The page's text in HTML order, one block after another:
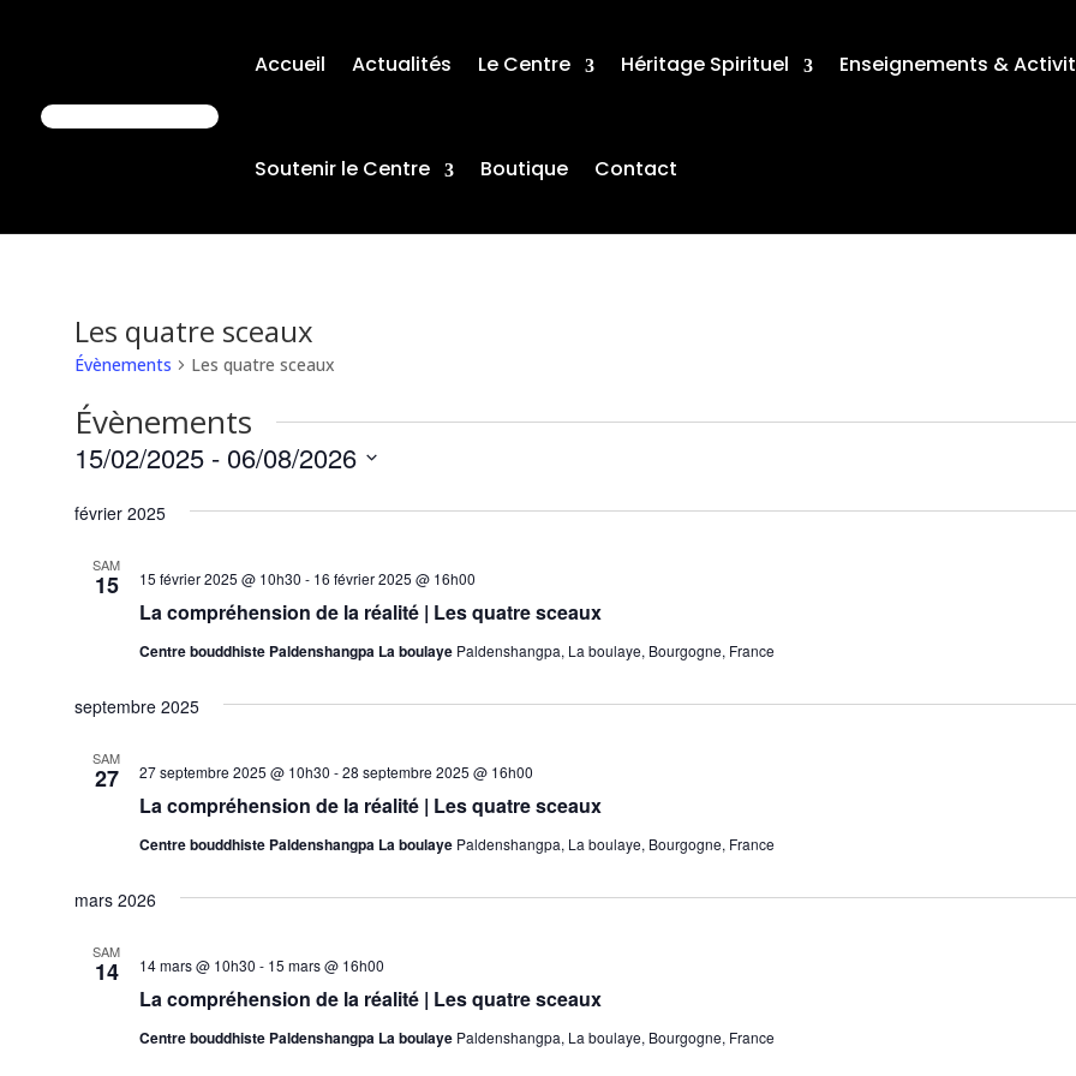
Accueil Actualités Le Centre Héritage Spirituel Enseignements &
Soutenir le Centre Boutique Contact
Les quatre sceaux
Évènements Les quatre sceaux
Évènements
15/02/2025 - 06/08/2026
une
février 2025
SAM
15
La compréhension de la réalité | Les quatre sceaux
15 février 2025 @ 10h30 - 16 février 2025 @ 16h00
Centre bouddhiste Paldenshangpa La boulaye Paldenshangpa, La boulaye, Bourgogne, France
septembre 2025
SAM
27
La compréhension de la réalité | Les quatre sceaux
27 septembre 2025 @ 10h30 -28 septembre 2025 @ 16h00
Centre bouddhiste Paldenshangpa La boulaye Paldenshangpa, La boulaye, Bourgogne, France
mars 2026
SAM
14
La compréhension de la réalité | Les quatre sceaux
14 mars @ 10h30 - 15 mars @ 16h00
Centre bouddhiste Paldenshangpa La boulaye Paldenshangpa, La boulaye, Bourgogne, France